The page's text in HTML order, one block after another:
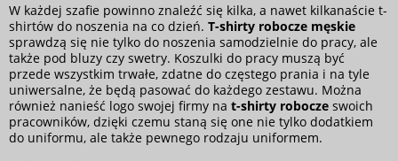
W każdej szafie powinno znaleźć się kilka, a nawet kilkanaście t-
shirtów do noszenia na co dzień. T-shirty robocze męskie
sprawdzą się nie tylko do noszenia samodzielnie do pracy, ale
także pod bluzy czy swetry. Koszulki do pracy muszą być
przede wszystkim trwałe, zdatne do częstego prania i na tyle
uniwersalne, że będą pasować do każdego zestawu. Można
również nanieść logo swojej firmy na t-shirty robocze swoich
pracowników, dzięki czemu staną się one nie tylko dodatkiem
do uniformu, ale także pewnego rodzaju uniformem.